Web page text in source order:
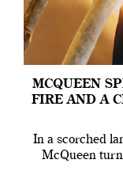
MCQUEEN
FIRE AND A
In a scorched
McQueen